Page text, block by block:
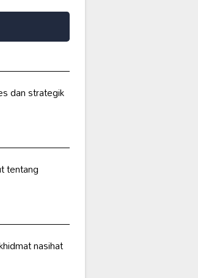
dan strategik
tentang
nasihat